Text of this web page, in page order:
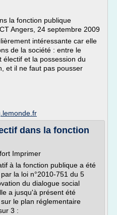
la fonction publique
Angers, 24 septembre 2009
intéressante car elle
de la société : entre le
électif et la possession du
et il ne faut pas pousser
dans la fonction
Imprimer
à la fonction publique a été
la loi n°2010-751 du 5
du dialogue social
a jusqu'à présent été
le plan réglementaire
3 :